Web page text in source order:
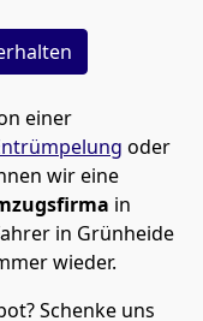
einer
oder
wir eine
in
in Grünheide
wieder.
Schenke uns